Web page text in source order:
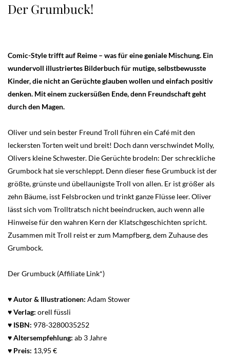
Der Grumbuck!
Comic-Style trifft auf Reime – was für eine geniale Mischung. Ein
wundervoll illustriertes Bilderbuch für mutige, selbstbewusste
Kinder, die nicht an Gerüchte glauben wollen und einfach positiv
denken. Mit einem zuckersüßen Ende, denn Freundschaft geht
durch den Magen.
Oliver und sein bester Freund Troll führen ein Café mit den
leckersten Torten weit und breit! Doch dann verschwindet Molly,
Olivers kleine Schwester. Die Gerüchte brodeln: Der schreckliche
Grumbock hat sie verschleppt. Denn dieser fiese Grumbuck ist der
größte, grünste und übellaunigste Troll von allen. Er ist größer als
zehn Bäume, isst Felsbrocken und trinkt ganze Flüsse leer. Oliver
lässt sich vom Trolltratsch nicht beeindrucken, auch wenn alle
Hinweise für den wahren Kern der Klatschgeschichten spricht.
Zusammen mit Troll reist er zum Mampfberg, dem Zuhause des
Grumbock.
Der Grumbuck (Affiliate Link*)
♥ Autor & Illustrationen: Adam Stower
♥ Verlag: orell füssli
♥ ISBN: 978-3280035252
♥Altersempfehlung: ab 3 Jahre
♥ Preis: 13,95 €